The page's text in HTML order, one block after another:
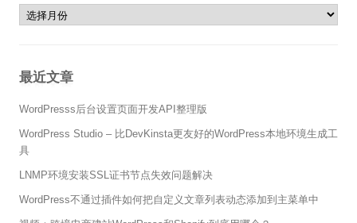
本站的历史
最近文章
WordPresss后台设置页面开发API整理版
WordPress Studio – 比DevKinsta更友好的WordPress本地环境生成工
具
LNMP环境安装SSL证书节点失效问题解决
WordPress不通过插件如何把自定义文章列表动态添加到主菜单中